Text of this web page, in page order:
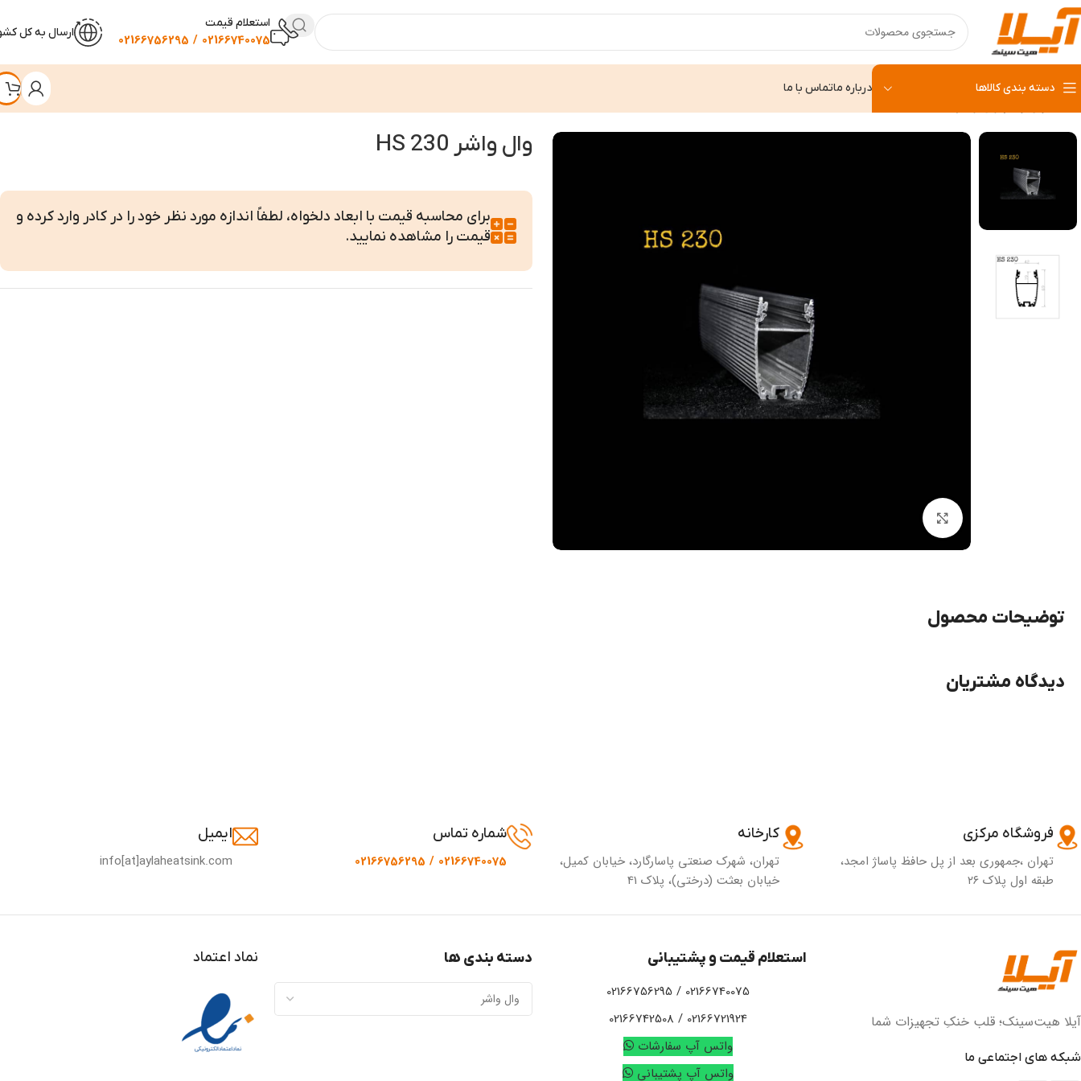
استعلام قیمت
02166740075 / 02166756295 ارسال به کل
دسته بندی کالاها درباره ماتماس با ما
وال واشر HS 230
برای محاسبه قیمت با ابعاد دلخواه، لطفاً اندازه مورد نظر خود را در کادر وارد کرده و
قیمت را مشاهده نمایید.
توضیحات محصول
دیدگاه مشتریان
فروشگاه مرکزی
تهران ،جمهوری بعد از پل حافظ پاساژ امجد،
طبقه اول پلاک ۲۶
کارخانه
تهران، شهرک صنعتی پاسارگارد، خیابان کمیل،
خیابان بعثت (درختی)، پلاک 41
شماره تماس
02166740075 / 02166756295
ایمیل
info[at]aylaheatsink.com
آیلا هیت‌سینک؛ قلب خنکِ تجهیزات شما
شبکه های اجتماعی ما
استعلام قیمت و پشتیبانی
02166740075 / 02166756295
02166721924 / 02166742508
واتس آپ سفارشات
واتس آپ پشتیبانی
دسته بندی ها نماد اعتماد